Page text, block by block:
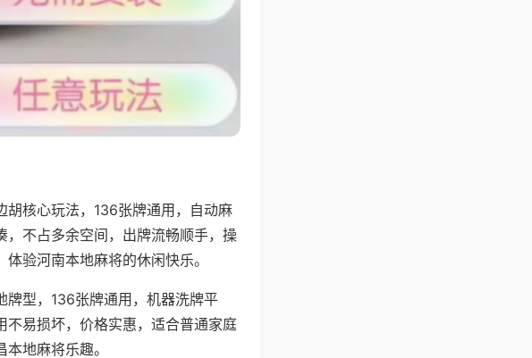
胡核心玩法，136张牌通用，自动麻
不占多余空间，出牌流畅顺手，操
验河南本地麻将的休闲快乐。
牌型，136张牌通用，机器洗牌平
易损坏，价格实惠，适合普通家庭
地麻将乐趣。